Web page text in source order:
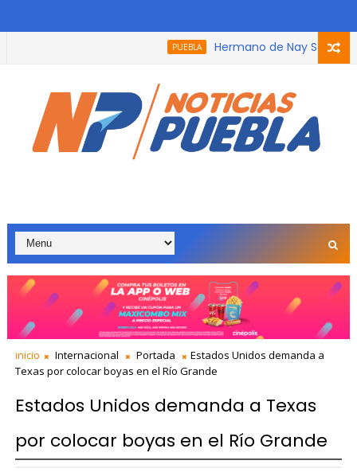
PUEBLA
Hermano de Nay Salvatori
inicio Internacional Portada
Estados Unidos demanda a
Texas por colocar boyas en el Río Grande
Estados Unidos demanda a Texas
por colocar boyas en el Río Grande